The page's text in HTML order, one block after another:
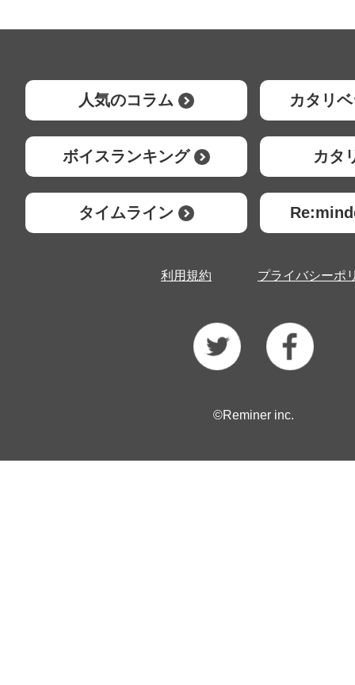
人気のコラム カタリ
ボイスランキング カタ
タイムライン
利用規約 プライバシーポ
©Reminer inc.